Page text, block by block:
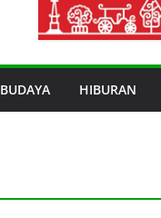
BUDAYA HIBURAN